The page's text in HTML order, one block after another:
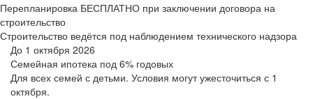
Перепланировка БЕСПЛАТНО при заключении договора на
строительство
Строительство ведётся под наблюдением технического надзора
До 1 октября 2026
Семейная ипотека под 6% годовых
Для всех семей с детьми. Условия могут ужесточиться с 1
октября.